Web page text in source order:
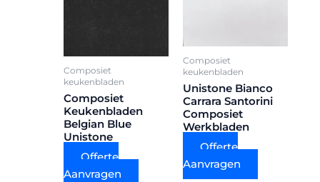
Composiet
keukenbladen
Composiet
Keukenbladen
Belgian Blue
Unistone
Offerte
Aanvragen
Composiet
keukenbladen
Unistone Bianco
Carrara Santorini
Composiet
Werkbladen
Offerte
Aanvragen